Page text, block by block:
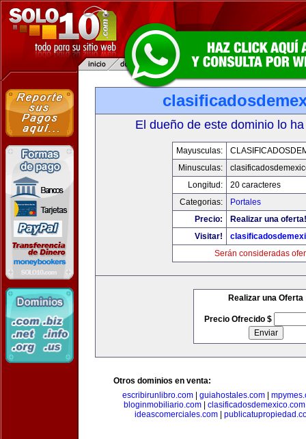
El dueño de este dominio lo
Mayusculas:
Minusculas:
Longitud:
20 caracteres
Categorias:
Portales
Precio:
Realizar una oferta!
Visitar!
Serán consideradas
Realizar una Oferta
Precio Ofrecido $
Otros dominios en venta:
escribirunlibro.com| guiahostales.com|
bloginmobiliario.com| clasificadosdemexico.com
ideascomerciales.com|